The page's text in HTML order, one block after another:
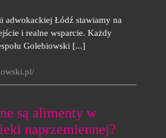
adwokackiej Łódź stawiamy na
i realne wsparcie. Każdy
Golebiowski [...]
są alimenty w
naprzemiennej?